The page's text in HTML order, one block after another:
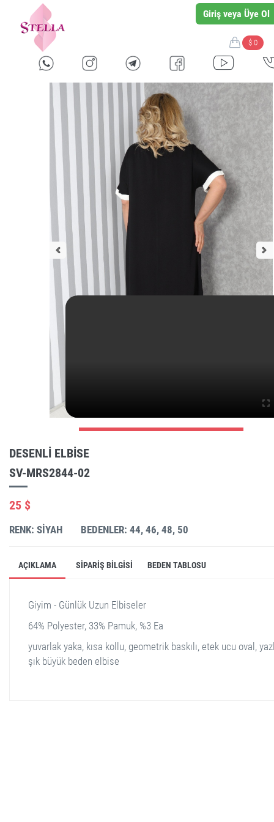
Giriş veya Üye Ol
$ 0
DESENLI ELBISE
SV-MRS2844-02
25 $
RENK: SIYAH BEDENLER: 44, 46, 48, 50
AÇIKLAMA SIPARIŞ BILGISI BEDEN TABLOSU
Giyim - Günlük Uzun Elbiseler
64% Polyester, 33% Pamuk, %3 Ea
yuvarlak yaka, kısa kollu, geometrik baskılı, etek ucu oval,
şık büyük beden elbise